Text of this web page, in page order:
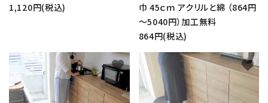
1,120円(税込)
巾 45ｃｍ アクリルと綿 （864円
～5040円）加工無料
864円(税込)
favorite favorite